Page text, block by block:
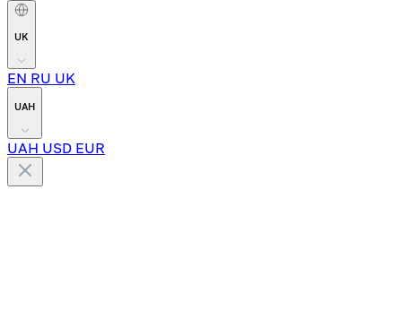
UK
EN RU UK
UAH
UAH USD EUR